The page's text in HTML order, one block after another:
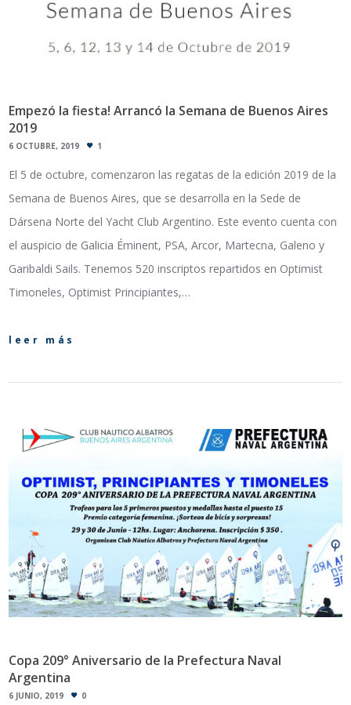
Empezó la fiesta! Arrancó la Semana de Buenos Aires
2019
6 OCTUBRE, 2019 1
El 5 de octubre, comenzaron las regatas de la edición 2019 de la
Semana de Buenos Aires, que se desarrolla en la Sede de
Dársena Norte del Yacht Club Argentino. Este evento cuenta con
el auspicio de Galicia Éminent, PSA, Arcor, Martecna, Galeno y
Garibaldi Sails. Tenemos 520 inscriptos repartidos en Optimist
Timoneles, Optimist Principiantes,…
leer más
Copa 209° Aniversario de la Prefectura Naval
Argentina
6 JUNIO, 2019 0